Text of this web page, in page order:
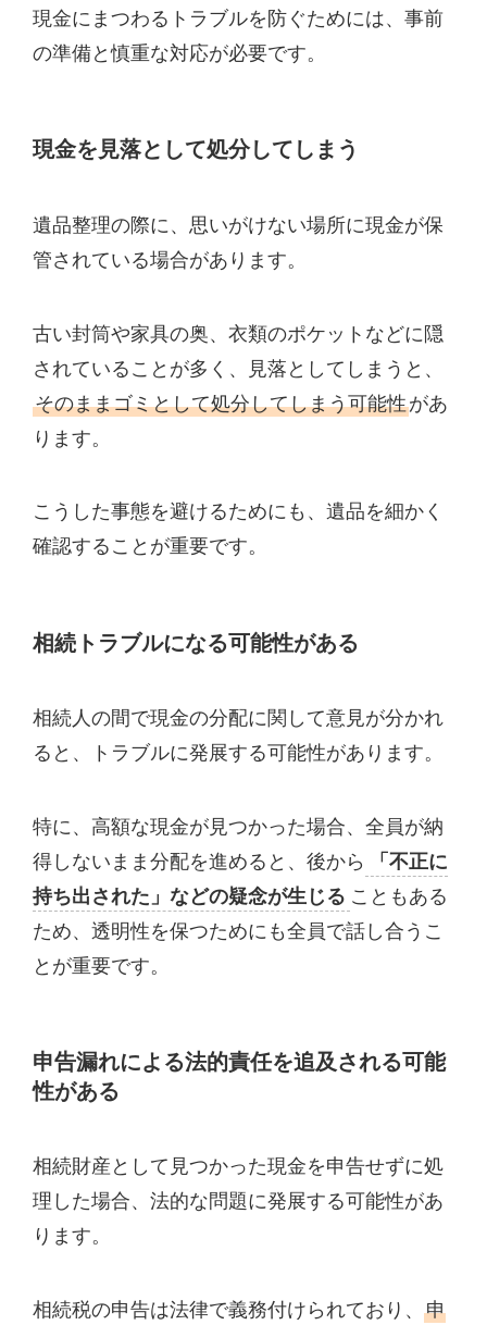
現金にまつわるトラブルを防ぐためには、事前
の準備と慎重な対応が必要です。
現金を見落として処分してしまう
遺品整理の際に、思いがけない場所に現金が保
管されている場合があります。
古い封筒や家具の奥、衣類のポケットなどに隠
されていることが多く、見落としてしまうと、
そのままゴミとして処分してしまう可能性があ
ります。
こうした事態を避けるためにも、遺品を細かく
確認することが重要です。
相続トラブルになる可能性がある
相続人の間で現金の分配に関して意見が分かれ
ると、トラブルに発展する可能性があります。
特に、高額な現金が見つかった場合、全員が納
得しないまま分配を進めると、後から
「不正に
持ち出された」などの疑念が生じる こともある
ため、透明性を保つためにも全員で話し合うこ
とが重要です。
申告漏れによる法的責任を追及される可能
性がある
相続財産として見つかった現金を申告せずに処
理した場合、法的な問題に発展する可能性があ
ります。
相続税の申告は法律で義務付けられており、 申